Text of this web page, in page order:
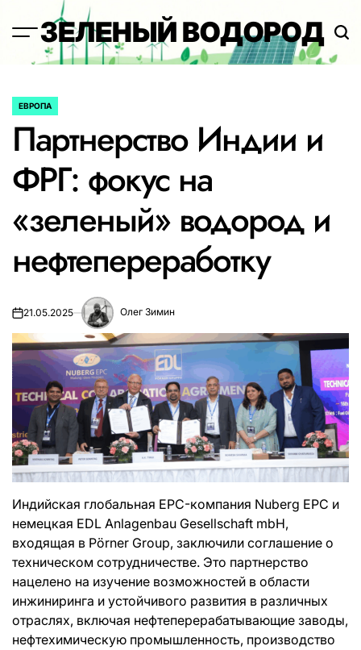
содержимому
ЗЕЛЕНЫЙ ВОДОРОД
ОПУБЛИКОВАНО
ЕВРОПА
Партнерство Индии и
ФРГ: фокус на
«зеленый» водород и
нефтепереработку
21.05.2025 Олег Зимин
Индийская глобальная EPC-компания Nuberg EPC и
немецкая EDL Anlagenbau Gesellschaft mbH,
входящая в Pörner Group, заключили соглашение о
техническом сотрудничестве. Это партнерство
нацелено на изучение возможностей в области
инжиниринга и устойчивого развития в различных
отраслях, включая нефтеперерабатывающие заводы,
нефтехимическую промышленность, производство